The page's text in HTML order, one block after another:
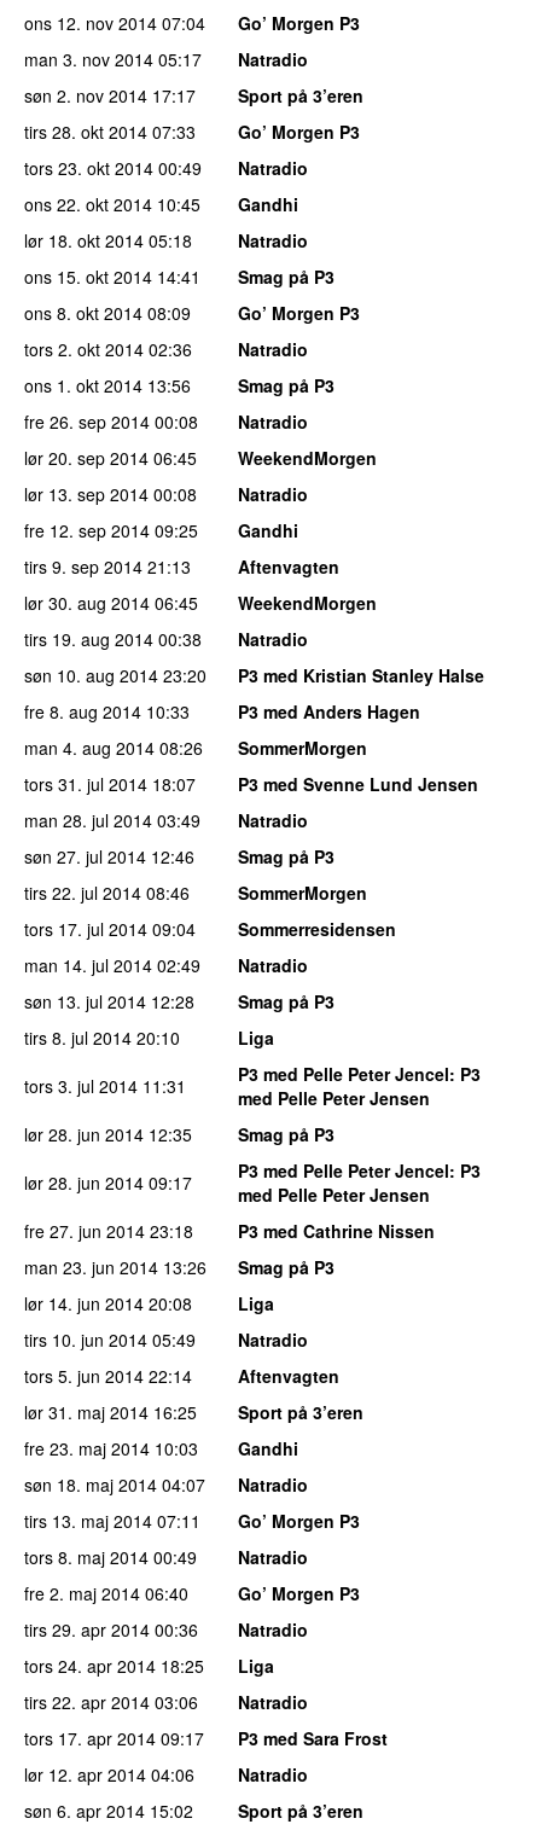
ons 12. nov 2014 07:04
Go’ Morgen P3
man 3. nov 2014 05:17
Natradio
søn 2. nov 2014 17:17
Sport på 3’eren
tirs 28. okt 2014 07:33
Go’ Morgen P3
tors 23. okt 2014 00:49
Natradio
ons 22. okt 2014 10:45
Gandhi
lør 18. okt 2014 05:18
Natradio
ons 15. okt 2014 14:41
Smag på P3
ons 8. okt 2014 08:09
Go’ Morgen P3
tors 2. okt 2014 02:36
Natradio
ons 1. okt 2014 13:56
Smag på P3
fre 26. sep 2014 00:08
Natradio
lør 20. sep 2014 06:45
WeekendMorgen
lør 13. sep 2014 00:08
Natradio
fre 12. sep 2014 09:25
Gandhi
tirs 9. sep 2014 21:13
Aftenvagten
lør 30. aug 2014 06:45
WeekendMorgen
tirs 19. aug 2014 00:38
Natradio
søn 10. aug 2014 23:20
P3 med Kristian Stanley Halse
fre 8. aug 2014 10:33
P3 med Anders Hagen
man 4. aug 2014 08:26
SommerMorgen
tors 31. jul 2014 18:07
P3 med Svenne Lund Jensen
man 28. jul 2014 03:49
Natradio
søn 27. jul 2014 12:46
Smag på P3
tirs 22. jul 2014 08:46
SommerMorgen
tors 17. jul 2014 09:04
Sommerresidensen
man 14. jul 2014 02:49
Natradio
søn 13. jul 2014 12:28
Smag på P3
tirs 8. jul 2014 20:10
Liga
tors 3. jul 2014 11:31 P3 med Pelle Peter Jencel: P3
med Pelle Peter Jensen
lør 28. jun 2014 12:35
Smag på P3
lør 28. jun 2014 09:17 P3 med Pelle Peter Jencel: P3
med Pelle Peter Jensen
fre 27. jun 2014 23:18
P3 med Cathrine Nissen
man 23. jun 2014 13:26
Smag på P3
lør 14. jun 2014 20:08
Liga
tirs 10. jun 2014 05:49
Natradio
tors 5. jun 2014 22:14
Aftenvagten
lør 31. maj 2014 16:25
Sport på 3’eren
fre 23. maj 2014 10:03
Gandhi
søn 18. maj 2014 04:07
Natradio
tirs 13. maj 2014 07:11
Go’ Morgen P3
tors 8. maj 2014 00:49
Natradio
fre 2. maj 2014 06:40
Go’ Morgen P3
tirs 29. apr 2014 00:36
Natradio
tors 24. apr 2014 18:25
Liga
tirs 22. apr 2014 03:06
Natradio
tors 17. apr 2014 09:17
P3 med Sara Frost
lør 12. apr 2014 04:06
Natradio
søn 6. apr 2014 15:02 Sport på 3’eren